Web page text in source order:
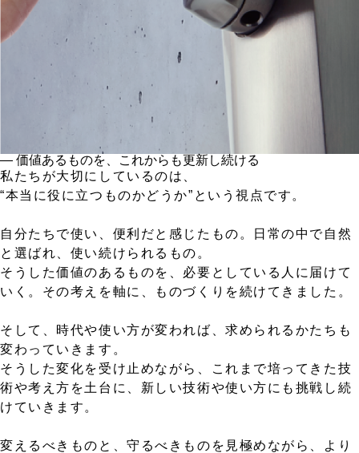
― 価値あるものを、これからも更新し続ける
私たちが大切にしているのは、
“本当に役に立つものかどうか”という視点です。
自分たちで使い、便利だと感じたもの。日常の中で自然
と選ばれ、使い続けられるもの。
そうした価値のあるものを、必要としている人に届けて
いく。その考えを軸に、ものづくりを続けてきました。
そして、時代や使い方が変われば、求められるかたちも
変わっていきます。
そうした変化を受け止めながら、これまで培ってきた技
術や考え方を土台に、新しい技術や使い方にも挑戦し続
けていきます。
変えるべきものと、守るべきものを見極めながら、より